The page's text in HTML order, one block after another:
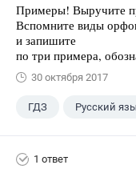
Примеры! Выручите
Вспомните виды
и запишите
по три примера,
30 октября 2017
ГДЗ Русский
1 ответ